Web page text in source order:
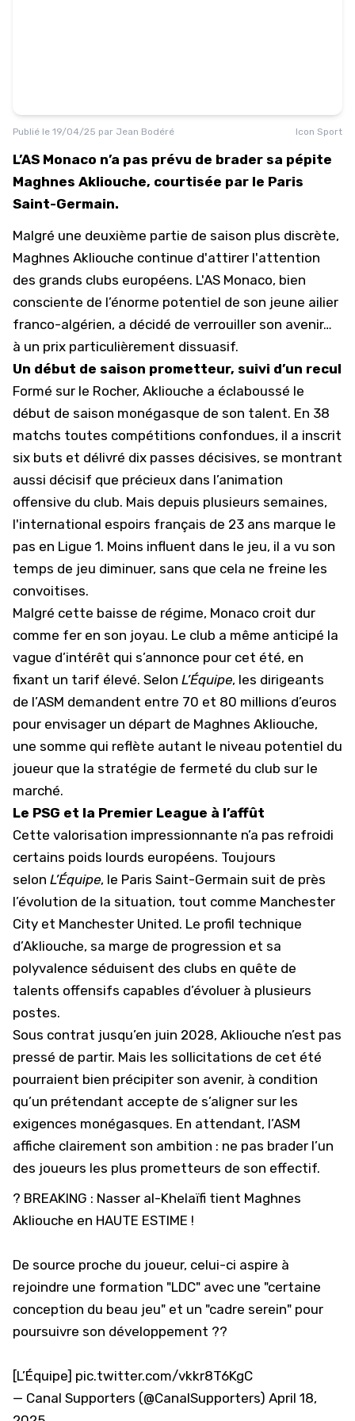
Publié le 19/04/25 par Jean Bodéré Icon Sport
L’AS Monaco n’a pas prévu de brader sa pépite
Maghnes Akliouche, courtisée par le Paris
Saint-Germain.
Malgré une deuxième partie de saison plus discrète,
Maghnes Akliouche continue d'attirer l'attention
des grands clubs européens. L'AS Monaco, bien
consciente de l’énorme potentiel de son jeune ailier
franco-algérien, a décidé de verrouiller son avenir…
à un prix particulièrement dissuasif.
Un début de saison prometteur, suivi d’un recul
Formé sur le Rocher, Akliouche a éclaboussé le
début de saison monégasque de son talent. En 38
matchs toutes compétitions confondues, il a inscrit
six buts et délivré dix passes décisives, se montrant
aussi décisif que précieux dans l’animation
offensive du club. Mais depuis plusieurs semaines,
l'international espoirs français de 23 ans marque le
pas en Ligue 1. Moins influent dans le jeu, il a vu son
temps de jeu diminuer, sans que cela ne freine les
convoitises.
Malgré cette baisse de régime, Monaco croit dur
comme fer en son joyau. Le club a même anticipé la
vague d’intérêt qui s’annonce pour cet été, en
fixant un tarif élevé. Selon L’Équipe, les dirigeants
de l’ASM demandent entre 70 et 80 millions d’euros
pour envisager un départ de Maghnes Akliouche,
une somme qui reflète autant le niveau potentiel du
joueur que la stratégie de fermeté du club sur le
marché.
Le PSG et la Premier League à l’affût
Cette valorisation impressionnante n’a pas refroidi
certains poids lourds européens. Toujours
selon L’Équipe, le Paris Saint-Germain suit de près
l’évolution de la situation, tout comme Manchester
City et Manchester United. Le profil technique
d’Akliouche, sa marge de progression et sa
polyvalence séduisent des clubs en quête de
talents offensifs capables d’évoluer à plusieurs
postes.
Sous contrat jusqu’en juin 2028, Akliouche n’est pas
pressé de partir. Mais les sollicitations de cet été
pourraient bien précipiter son avenir, à condition
qu’un prétendant accepte de s’aligner sur les
exigences monégasques. En attendant, l’ASM
affiche clairement son ambition : ne pas brader l’un
des joueurs les plus prometteurs de son effectif.
? BREAKING : Nasser al-Khelaïfi tient Maghnes
Akliouche en HAUTE ESTIME !
De source proche du joueur, celui-ci aspire à
rejoindre une formation "LDC" avec une "certaine
conception du beau jeu" et un "cadre serein" pour
poursuivre son développement ??
[L’Équipe] pic.twitter.com/vkkr8T6KgC
— Canal Supporters (@CanalSupporters) April 18,